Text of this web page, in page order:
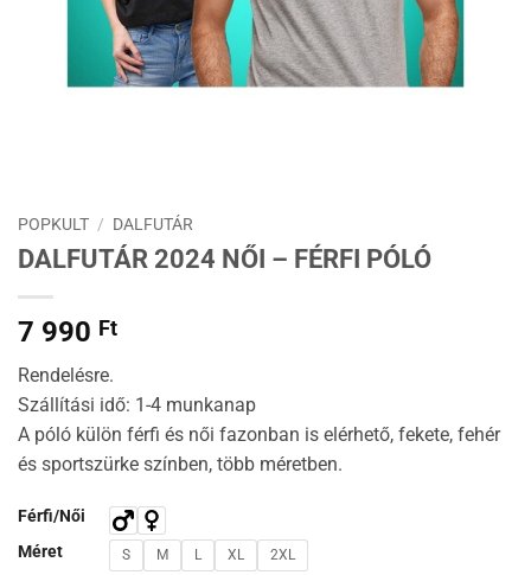
POPKULT / DALFUTÁR
DALFUTÁR 2024 NŐI – FÉRFI PÓLÓ
7 990 Ft
Rendelésre.
Szállítási idő: 1-4 munkanap
A póló külön férfi és női fazonban is elérhető, fekete, fehér
és sportszürke színben, több méretben.
Férfi/Női
Méret
S M L XL 2XL